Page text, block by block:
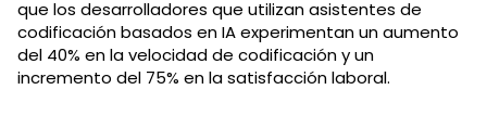
que los desarrolladores que utilizan asistentes de
codificación basados en IA experimentan un aumento
del 40% en la velocidad de codificación y un
incremento del 75% en la satisfacción laboral.